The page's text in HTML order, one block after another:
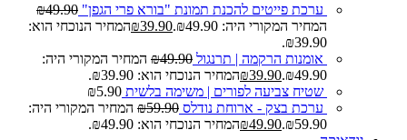
ערכת פייטים להכנת תמונת "בורא פרי הגפן" ₪49.90
המחיר המקורי היה: ₪49.90.
₪39.90
המחיר הנוכחי הוא:
₪39.90.
אומנות הרקמה | תרנגול
₪49.90
המחיר המקורי היה:
₪49.90.
₪39.90
המחיר הנוכחי הוא: ₪39.90.
שטיח צביעה לפורים | משימה בלשית
₪5.90
ערכת בצק - ארוחת נודלס
₪59.90
המחיר המקורי היה:
₪59.90.
₪49.90
המחיר הנוכחי הוא: ₪49.90.